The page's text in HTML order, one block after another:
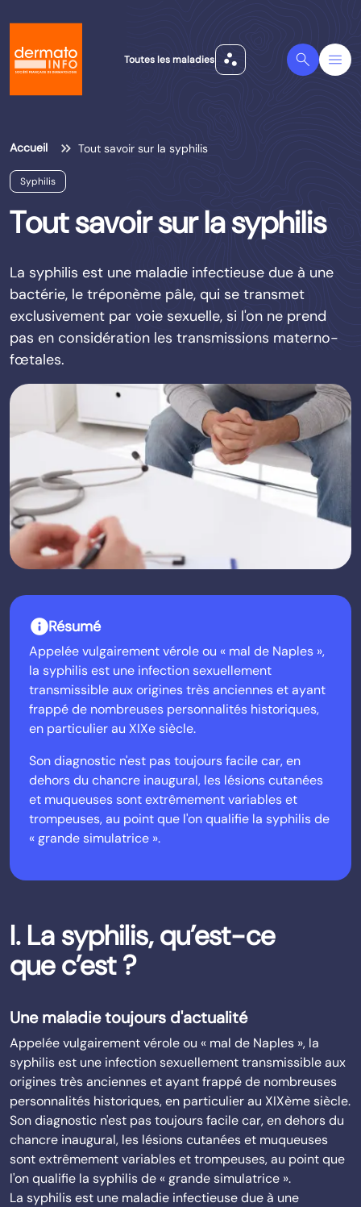
Toutes les maladies scatter_plot Search Menu
Accueil Tout savoir sur la syphilis
Syphilis
Tout savoir sur la syphilis
La syphilis est une maladie infectieuse due à une
bactérie, le tréponème pâle, qui se transmet
exclusivement par voie sexuelle, si l'on ne prend
pas en considération les transmissions materno-
fœtales.
infoRésumé
Appelée vulgairement vérole ou « mal de Naples »,
la syphilis est une infection sexuellement
transmissible aux origines très anciennes et ayant
frappé de nombreuses personnalités historiques,
en particulier au XIXe siècle.
Son diagnostic n'est pas toujours facile car, en
dehors du chancre inaugural, les lésions cutanées
et muqueuses sont extrêmement variables et
trompeuses, au point que l'on qualifie la syphilis de
« grande simulatrice ».
I. La syphilis, qu’est-ce
que c’est ?
Une maladie toujours d'actualité
Appelée vulgairement vérole ou « mal de Naples », la
syphilis est une infection sexuellement transmissible aux
origines très anciennes et ayant frappé de nombreuses
personnalités historiques, en particulier au XIXème siècle.
Son diagnostic n'est pas toujours facile car, en dehors du
chancre inaugural, les lésions cutanées et muqueuses
sont extrêmement variables et trompeuses, au point que
l'on qualifie la syphilis de « grande simulatrice ».
La syphilis est une maladie infectieuse due à une